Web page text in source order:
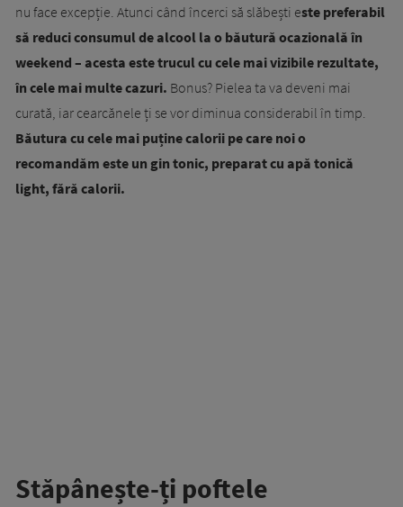
nu face excepție. Atunci când încerci să slăbești este preferabil
să reduci consumul de alcool la o băutură ocazională în
weekend – acesta este trucul cu cele mai vizibile rezultate,
în cele mai multe cazuri. Bonus? Pielea ta va deveni mai
curată, iar cearcănele ți se vor diminua considerabil în timp.
Băutura cu cele mai puține calorii pe care noi o
recomandăm este un gin tonic, preparat cu apă tonică
light, fără calorii.
Stăpânește-ți poftele